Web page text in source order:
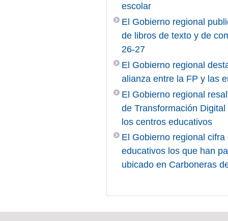
escolar
El Gobierno regional
de libros de texto y de
26-27
El Gobierno regional
alianza entre la FP y las
El Gobierno regional
de Transformación
los centros educativos
El Gobierno regional
educativos los que han
ubicado en Carboneras